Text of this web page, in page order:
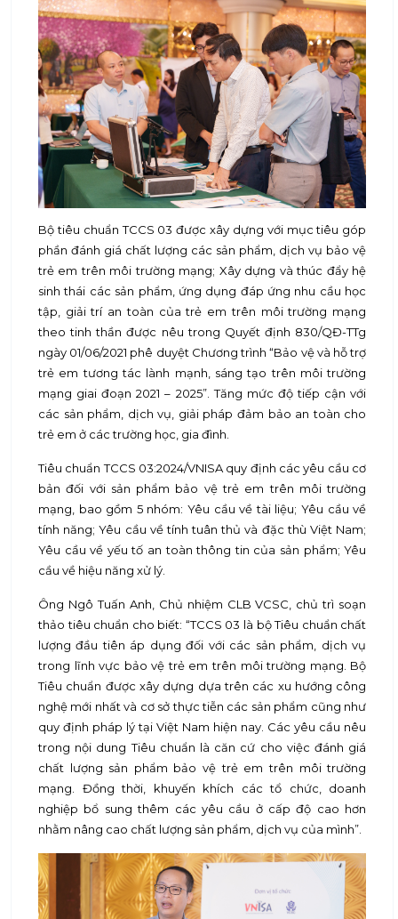
Bộ tiêu chuẩn TCCS 03 được xây dựng với mục tiêu góp
phần đánh giá chất lượng các sản phẩm, dịch vụ bảo vệ
trẻ em trên môi trường mạng; Xây dựng và thúc đẩy hệ
sinh thái các sản phẩm, ứng dụng đáp ứng nhu cầu học
tập, giải trí an toàn của trẻ em trên môi trường mạng
theo tinh thần được nêu trong Quyết định 830/QĐ-TTg
ngày 01/06/2021 phê duyệt Chương trình “Bảo vệ và hỗ trợ
trẻ em tương tác lành mạnh, sáng tạo trên môi trường
mạng giai đoạn 2021 – 2025”. Tăng mức độ tiếp cận với
các sản phẩm, dịch vụ, giải pháp đảm bảo an toàn cho
trẻ em ở các trường học, gia đình.
Tiêu chuẩn TCCS 03:2024/VNISA quy định các yêu cầu cơ
bản đối với sản phẩm bảo vệ trẻ em trên môi trường
mạng, bao gồm 5 nhóm: Yêu cầu về tài liệu; Yêu cầu về
tính năng; Yêu cầu về tính tuân thủ và đặc thù Việt Nam;
Yêu cầu về yếu tố an toàn thông tin của sản phẩm; Yêu
cầu về hiệu năng xử lý.
Ông Ngô Tuấn Anh, Chủ nhiệm CLB VCSC, chủ trì soạn
thảo tiêu chuẩn cho biết: “TCCS 03 là bộ Tiêu chuẩn chất
lượng đầu tiên áp dụng đối với các sản phẩm, dịch vụ
trong lĩnh vực bảo vệ trẻ em trên môi trường mạng. Bộ
Tiêu chuẩn được xây dựng dựa trên các xu hướng công
nghệ mới nhất và cơ sở thực tiễn các sản phẩm cũng như
quy định pháp lý tại Việt Nam hiện nay. Các yêu cầu nêu
trong nội dung Tiêu chuẩn là căn cứ cho việc đánh giá
chất lượng sản phẩm bảo vệ trẻ em trên môi trường
mạng. Đồng thời, khuyến khích các tổ chức, doanh
nghiệp bổ sung thêm các yêu cầu ở cấp độ cao hơn
nhằm nâng cao chất lượng sản phẩm, dịch vụ của mình”.